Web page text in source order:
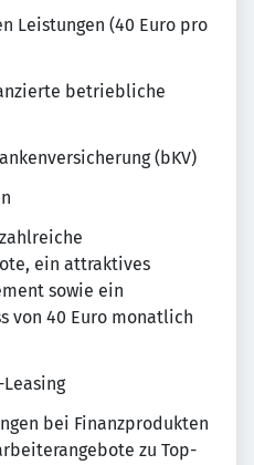
Leistungen (40 Euro pro
betriebliche
(bKV)
ein attraktives
sowie ein
von 40 Euro monatlich
bei Finanzprodukten
zu Top-